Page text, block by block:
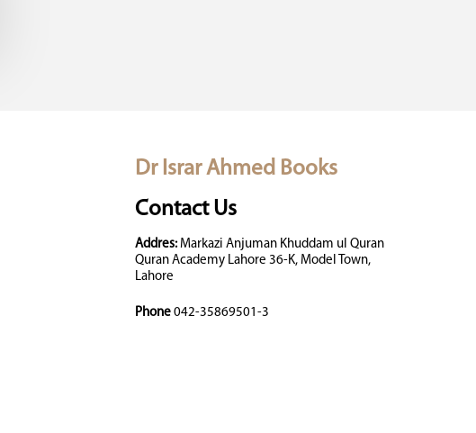
Dr Israr Ahmed Books
Contact Us
Addres:Markazi Anjuman Khuddam ul Quran
Quran Academy Lahore 36-K, Model Town,
Lahore
Phone 042-35869501-3